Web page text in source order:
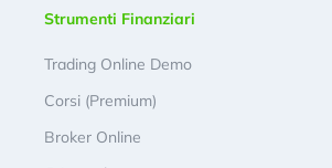
Strumenti Finanziari
Trading Online Demo
Corsi (Premium)
Broker Online